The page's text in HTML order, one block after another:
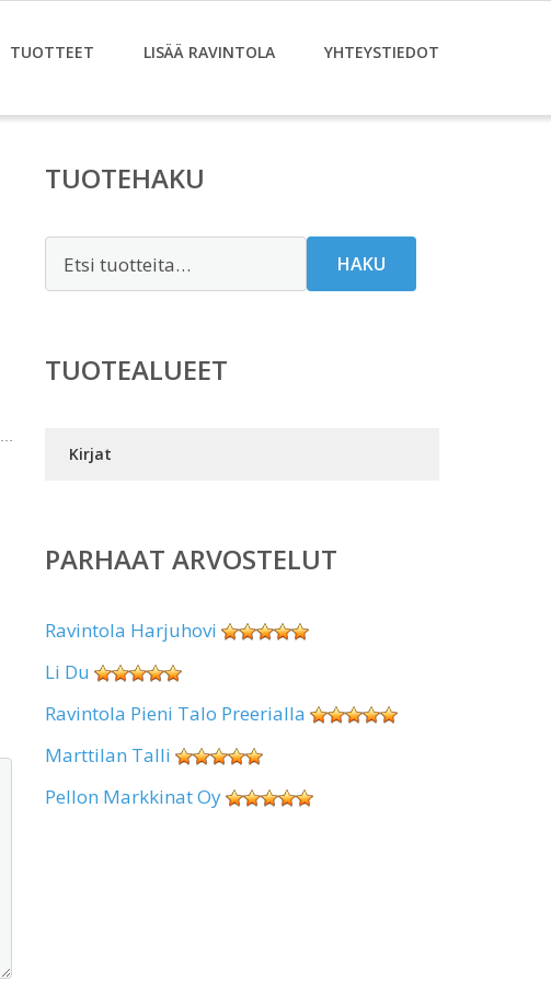
TUOTTEET LISÄÄ RAVINTOLA YHTEYSTIEDOT
TUOTEHAKU
HAKU
TUOTEALUEET
Kirjat
PARHAAT ARVOSTELUT
Ravintola Harjuhovi
Li Du
Ravintola Pieni Talo Preerialla
Marttilan Talli
Pellon Markkinat Oy